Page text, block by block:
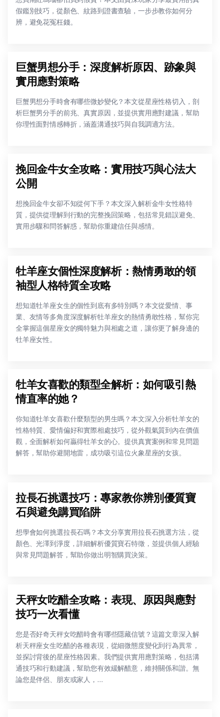
假鑑別技巧，從顏色、紋路到證書查驗，一步步教你如何分
辨，避免花冤枉錢。
巨蟹男想分手：深度解析原因、跡象與
實用應對策略
巨蟹男想分手時會有哪些微妙變化？本文從星座性格切入，剖
析巨蟹男分手的前兆、真實原因，並提供實用應對建議，幫助
你理性面對情感轉折，涵蓋溝通技巧與自我調適方法。
挽回金牛女全攻略：實用技巧與心法大
公開
想挽回金牛女卻不知從何下手？本文深入解析金牛女性格特
質，提供從理解到行動的完整挽回策略，包括常見錯誤避免、
實用步驟和問答解惑，幫助你重建信任與感情。
牡羊座女個性深度解析：熱情勇敢的領
袖型人格特質全攻略
想知道牡羊座女生的個性到底有多特別嗎？本文從愛情、事
業、友情等多角度深度解析牡羊座女的熱情勇敢性格，幫你完
全掌握這個星座女的獨特魅力與相處之道，讓你更了解身邊的
牡羊座女性。
牡羊女喜歡的類型全解析：如何吸引熱
情直率的她？
你知道牡羊女喜歡什麼類型的男生嗎？本文深入分析牡羊女的
性格特質、愛情偏好和實際相處技巧，從外觀氣質到內在價值
觀，全面解析如何贏得牡羊女的心。提供真實案例和常見問題
解答，幫助你避開地雷，成功吸引這位火象星座的女孩。
拉長石挑選技巧：專家教你辨別優質寶
石與避免購買陷阱
想學會如何挑選拉長石嗎？本文分享實用拉長石挑選方法，從
顏色、光澤到淨度，詳細解析優質寶石特徵，並提供個人經驗
與常見問題解答，幫助你做出明智購買決策。
天秤女吃醋全攻略：表現、原因與應對
技巧一次看懂
您是否好奇天秤女吃醋時會有哪些隱藏信號？這篇文章深入解
析天秤座女生吃醋的各種表現，從細微態度變化到行為異常，
並探討背後的星座性格因素。我們提供實用應對策略，包括溝
通技巧和行動建議，幫助您有效緩解醋意，維持關係和諧。無
論您是伴侶、朋友或家人，...